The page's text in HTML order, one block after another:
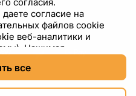
- US Dollar ($)
даете согласие на
файлов cookie
веб-аналитики и
Нажимая
Нажимая
категории файлов
все